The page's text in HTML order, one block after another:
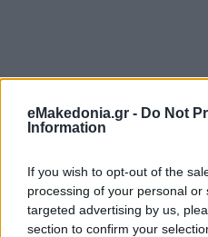
eMakedonia.gr - Do Not
Information
If you wish to opt-out of the
processing of your personal
targeted advertising by us,
section to confirm your